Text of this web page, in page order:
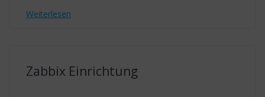
Weiterlesen
Zabbix Einrichtung